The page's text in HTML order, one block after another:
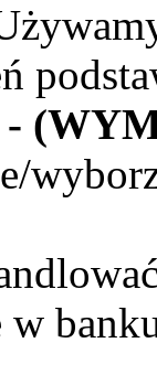
w